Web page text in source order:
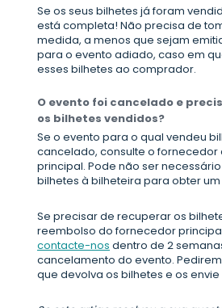
Se os seus bilhetes já foram
está completa! Não precisa de
medida, a menos que sejam
para o evento adiado, caso em
esses bilhetes ao comprador.
O evento foi cancelado e
os bilhetes vendidos?
Se o evento para o qual vendeu
cancelado, consulte o fornecedor
principal. Pode não ser
bilhetes à bilheteira para obter
Se precisar de recuperar os
reembolso do fornecedor
contacte-nos dentro de 2
cancelamento do evento.
que devolva os bilhetes e os envie